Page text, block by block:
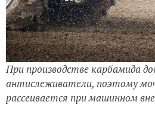
При производстве карбамида
антислеживатели, поэтому
рассеивается при машинном